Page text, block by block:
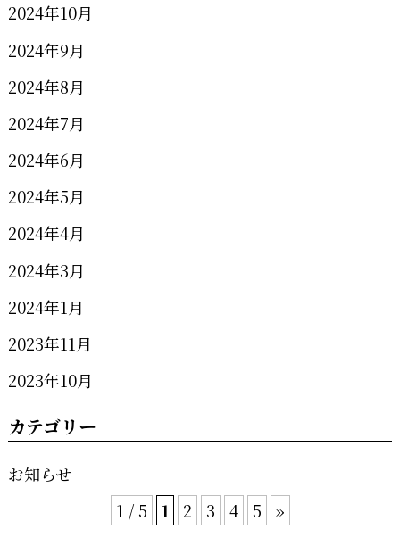
2024年10月
2024年9月
2024年8月
2024年7月
2024年6月
2024年5月
2024年4月
2024年3月
2024年1月
2023年11月
2023年10月
カテゴリー
お知らせ
1 / 5
1 2 3 4 5 »